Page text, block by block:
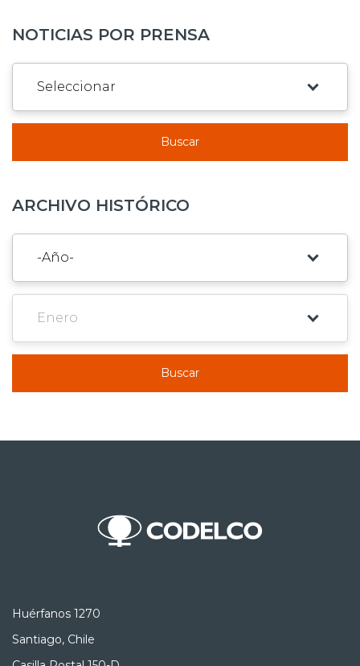
NOTICIAS POR PRENSA
Buscar
ARCHIVO HISTÓRICO
Buscar
Huérfanos 1270
Santiago, Chile